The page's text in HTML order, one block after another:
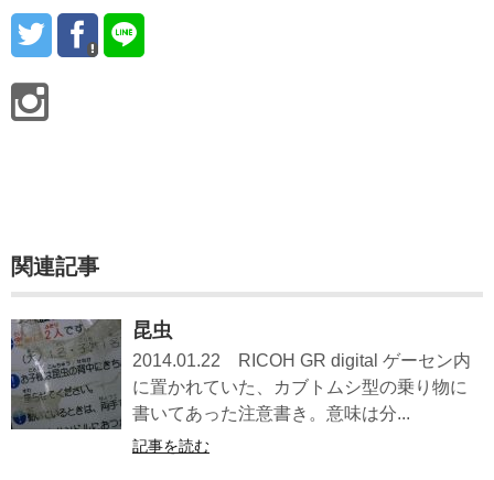
関連記事
昆虫
2014.01.22 RICOH GR digital ゲーセン内
に置かれていた、カブトムシ型の乗り物に
書いてあった注意書き。意味は分...
記事を読む